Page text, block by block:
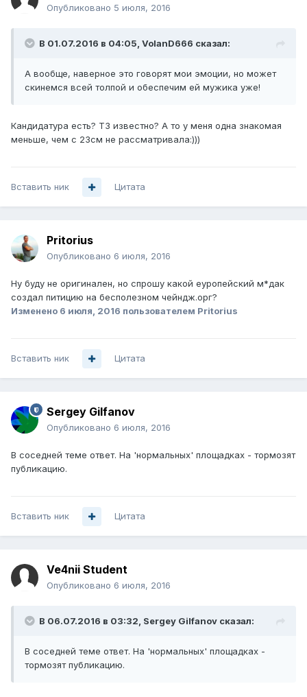
Опубликовано 5 июля, 2016
В 01.07.2016 в 04:05, VolanD666 сказал:
А вообще, наверное это говорят мои эмоции, но может
скинемся всей толпой и обеспечим ей мужика уже!
Кандидатура есть? ТЗ известно? А то у меня одна знакомая
меньше, чем с 23см не рассматривала:)))
Вставить ник Цитата
Pritorius
Опубликовано 6 июля, 2016
Ну буду не оригинален, но спрошу какой еуропейский м*дак
создал питицию на бесполезном чейндж.орг?
Изменено 6 июля, 2016 пользователем Pritorius
Вставить ник Цитата
Sergey Gilfanov
Опубликовано 6 июля, 2016
В соседней теме ответ. На 'нормальных' площадках - тормозят
публикацию.
Вставить ник Цитата
Ve4nii Student
Опубликовано 6 июля, 2016
В 06.07.2016 в 03:32, Sergey Gilfanov сказал:
В соседней теме ответ. На 'нормальных' площадках -
тормозят публикацию.